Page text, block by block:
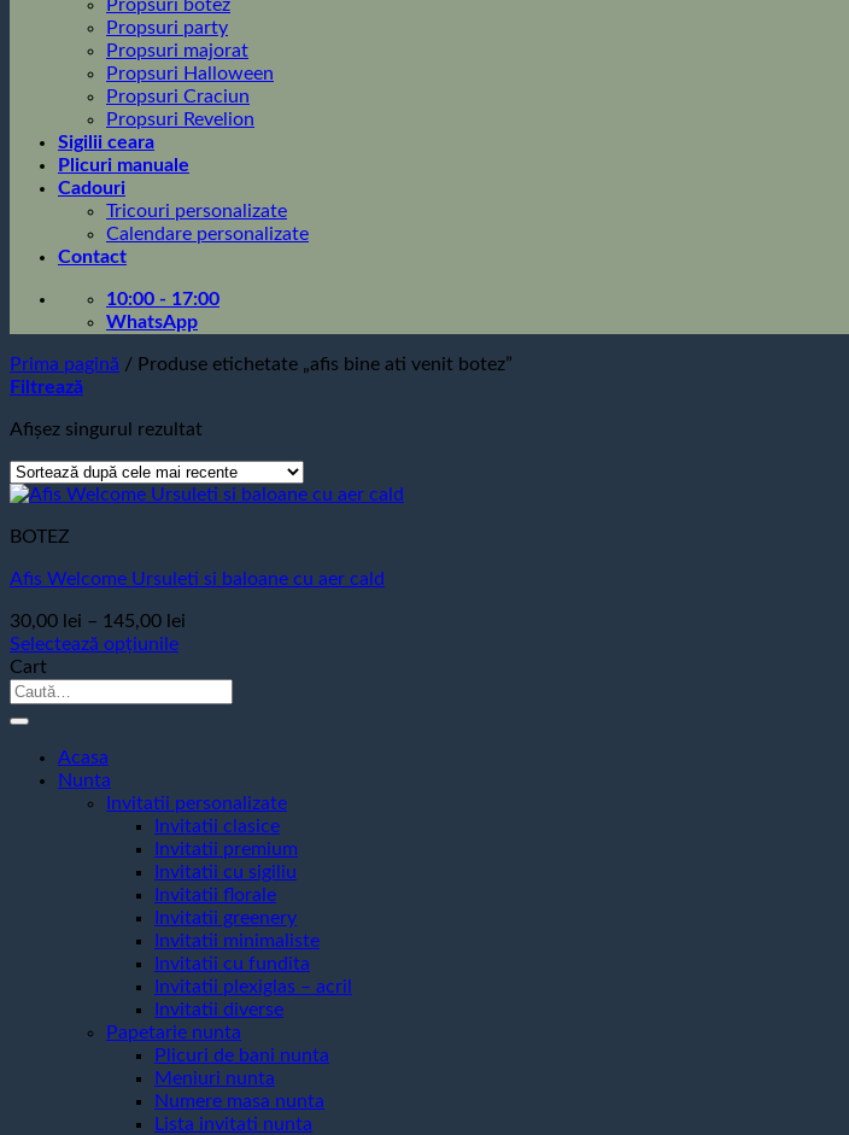
Propsuri botez
Propsuri party
Propsuri majorat
Propsuri Halloween
Propsuri Craciun
Propsuri Revelion
Sigilii ceara
Plicuri manuale
Cadouri
Tricouri personalizate
Calendare personalizate
Contact
10:00 - 17:00
WhatsApp
Prima pagină / Produse etichetate „afis bine ati venit botez”
Filtrează
Afișez singurul rezultat
BOTEZ
Afis Welcome Ursuleti si baloane cu aer cald
30,00 lei – 145,00 lei
Selectează opțiunile
Acest
produs
multe
variații.
Opțiunile
Cart
Caută
Acasa
Nunta
Invitatii personalizate
Invitatii clasice
Invitatii premium
Invitatii cu sigiliu
Invitatii florale
Invitatii greenery
Invitatii minimaliste
Invitatii cu fundita
Invitatii plexiglas – acril
Invitatii diverse
Papetarie nunta
Plicuri de bani nunta
Meniuri nunta
Numere masa nunta
Lista invitati nunta